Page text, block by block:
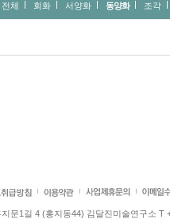
전체 회화 서양화 동양화 조각
문1길 4 (홍지동44) 김달진미술연구소 T